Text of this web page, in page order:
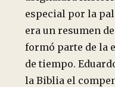
especial por la
era un resumen
formó parte de la
de tiempo.
la Biblia el